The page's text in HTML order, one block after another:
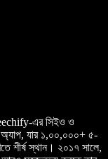
এর সিইও ও
অ্যাপ, যার ১,০০,০০০+ ৫-
শীর্ষ স্থান। ২০১৭ সালে,